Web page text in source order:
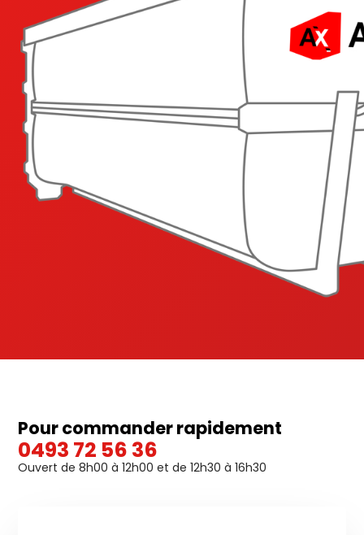
Pour commander rapidement
0493 72 56 36
Ouvert de 8h00 à 12h00 et de 12h30 à 16h30